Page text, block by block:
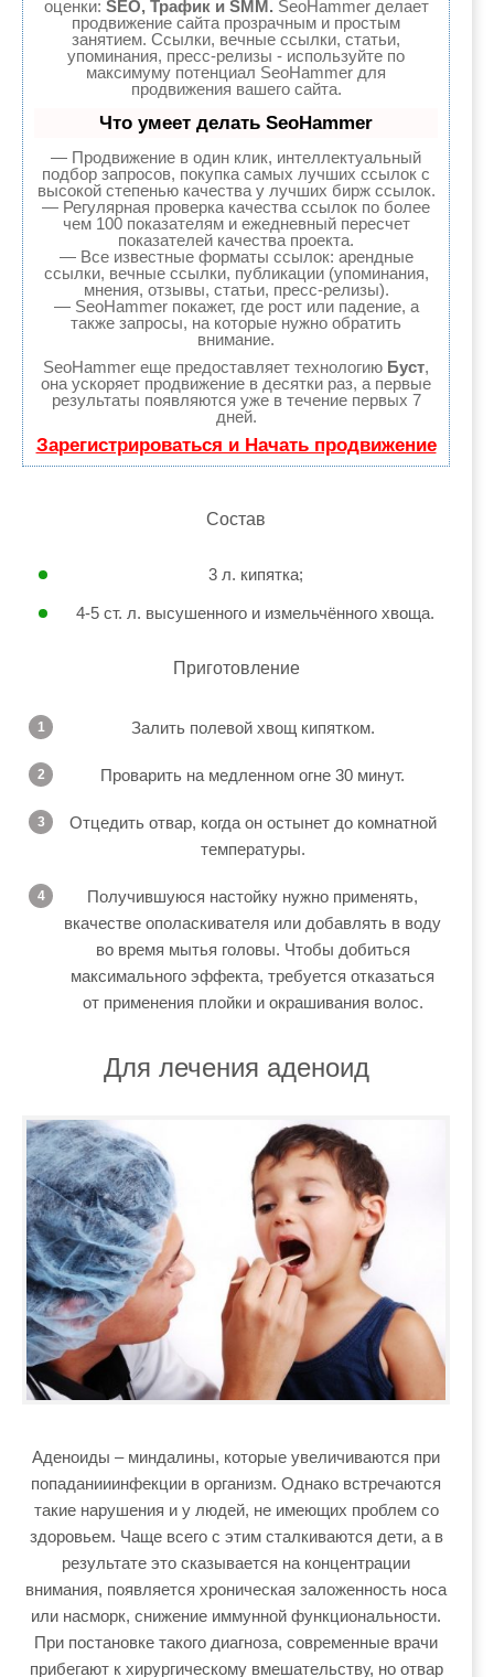
оценки: SEO, Трафик и SMM. SeoHammer делает
продвижение сайта прозрачным и простым
занятием. Ссылки, вечные ссылки, статьи,
упоминания, пресс-релизы - используйте по
максимуму потенциал SeoHammer для
продвижения вашего сайта.
Что умеет делать SeoHammer
— Продвижение в один клик, интеллектуальный
подбор запросов, покупка самых лучших ссылок с
высокой степенью качества у лучших бирж ссылок.
— Регулярная проверка качества ссылок по более
чем 100 показателям и ежедневный пересчет
показателей качества проекта.
— Все известные форматы ссылок: арендные
ссылки, вечные ссылки, публикации (упоминания,
мнения, отзывы, статьи, пресс-релизы).
— SeoHammer покажет, где рост или падение, а
также запросы, на которые нужно обратить
внимание.
SeoHammer еще предоставляет технологию Буст,
она ускоряет продвижение в десятки раз, а первые
результаты появляются уже в течение первых 7
дней.
Зарегистрироваться и Начать продвижение
Состав
3 л. кипятка;
4-5 ст. л. высушенного и измельчённого хвоща.
Приготовление
Залить полевой хвощ кипятком.
Проварить на медленном огне 30 минут.
Отцедить отвар, когда он остынет до комнатной
температуры.
Получившуюся настойку нужно применять,
вкачестве ополаскивателя или добавлять в воду
во время мытья головы. Чтобы добиться
максимального эффекта, требуется отказаться
от применения плойки и окрашивания волос.
Для лечения аденоид
Аденоиды – миндалины, которые увеличиваются при
попаданииинфекции в организм. Однако встречаются
такие нарушения и у людей, не имеющих проблем со
здоровьем. Чаще всего с этим сталкиваются дети, а в
результате это сказывается на концентрации
внимания, появляется хроническая заложенность носа
или насморк, снижение иммунной функциональности.
При постановке такого диагноза, современные врачи
прибегают к хирургическому вмешательству, но отвар